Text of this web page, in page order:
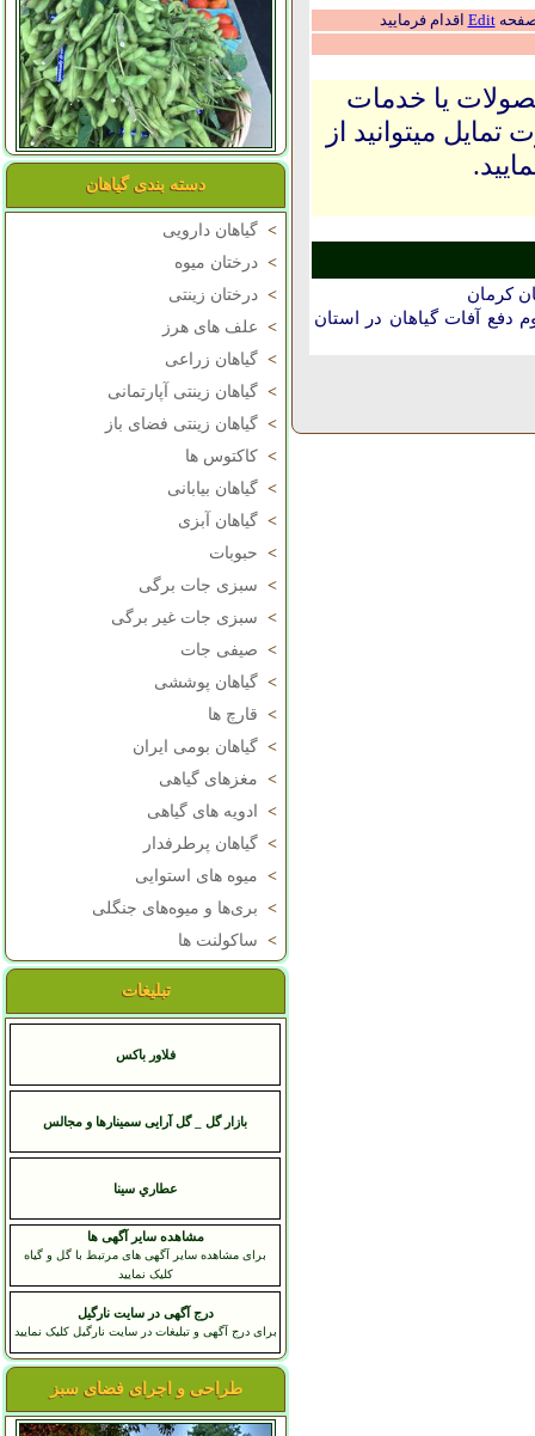
دسته بندی گیاهان
> گیاهان دارویی
> درختان میوه
> درختان زینتی
> علف های هرز
> گیاهان زراعی
> گیاهان زینتی آپارتمانی
> گیاهان زینتی فضای باز
> کاکتوس ها
> گیاهان بیابانی
> گیاهان آبزی
> حبوبات
> سبزی جات برگی
> سبزی جات غیر برگی
> صیفی جات
> گیاهان پوششی
> قارچ ها
> گیاهان بومی ایران
> مغزهای گیاهی
>
ادویه های گیاهی
> گیاهان پرطرفدار
> میوه های استوایی
> بری‌ها و میوه‌های جنگلی
> ساکولنت ها
تبلیغات
فلاور باکس
بازار گل _ گل آرایی سمینارها و مجالس
عطاري سينا
مشاهده سایر آگهی ها
برای مشاهده سایر آگهی های مرتبط با گل و گیاه
کلیک نمایید
درج آگهی در سایت نارگیل
برای درج آگهی و تبلیغات در سایت نارگیل کلیک نمایید
طراحی و اجرای فضای سبز
صفحهEdit اقدام فرمایید
یا خدمات
میتوانید از
كرمان
آفات گیاهان در استان